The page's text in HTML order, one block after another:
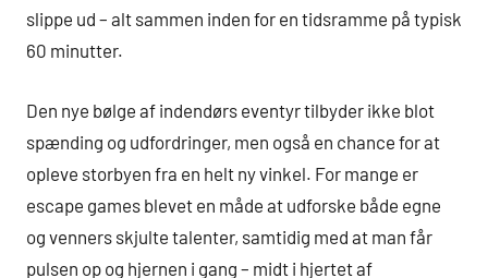
slippe ud – alt sammen inden for en tidsramme på typisk
60 minutter.
Den nye bølge af indendørs eventyr tilbyder ikke blot
spænding og udfordringer, men også en chance for at
opleve storbyen fra en helt ny vinkel. For mange er
escape games blevet en måde at udforske både egne
og venners skjulte talenter, samtidig med at man får
pulsen op og hjernen i gang – midt i hjertet af